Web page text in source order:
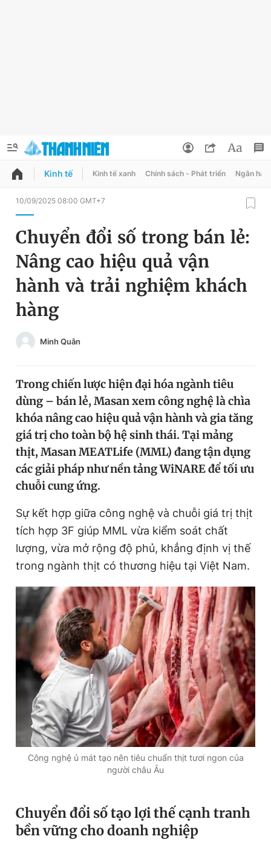
QUẢNG CÁO
Chuyên mục
Chuyên mục khác
Chào ngày mới
Tin thị trường
Video Magazine
Sản phẩm khác
Tiện ích Bạn cần biết
Thông tin tòa soạn
Đọc Thanh Niên trên điện thoại
Theo dõi báo trên
Hotline
0906 645 777
Liên hệ quảng cáo
0908 780 404
Đặt báo Quảng cáo RSS Tòa soạn Chính sách bảo
Tổng biên tập: Nguyễn Ngọc Toàn
Phó tổng biên tập thường trực: Hải Thành
Tổng thư ký tòa soạn: Đức Trung
Giấy phép xuất bản số 110/GP - BTTTT cấp ngày 24.3.2020
© 2003-2026 Bản quyền thuộc về Báo Thanh Niên. Cấm sao
Đổi mật khẩu
Tin đã lưu
Kinh tế Kinh tế xanh Chính sách - Phát triển Ngân
10/09/2025 08:00 GMT+7
Chuyển đổi số trong bán lẻ:
Nâng cao hiệu quả vận
hành và trải nghiệm khách
hàng
Minh Quân
Trong chiến lược hiện đại hóa ngành tiêu
dùng – bán lẻ, Masan xem công nghệ là chìa
khóa nâng cao hiệu quả vận hành và gia tăng
giá trị cho toàn bộ hệ sinh thái. Tại mảng
thịt, Masan MEATLife (MML) đang tận dụng
các giải pháp như nền tảng WiNARE để tối ưu
chuỗi cung ứng.
Sự kết hợp giữa công nghệ và chuỗi giá trị thịt
tích hợp 3F giúp MML vừa kiểm soát chất
lượng, vừa mở rộng độ phủ, khẳng định vị thế
trong ngành thịt có thương hiệu tại Việt Nam.
Công nghệ ủ mát tạo nên tiêu chuẩn thịt tươi ngon của
người châu Âu
Chuyển đổi số tạo lợi thế cạnh tranh
bền vững cho doanh nghiệp